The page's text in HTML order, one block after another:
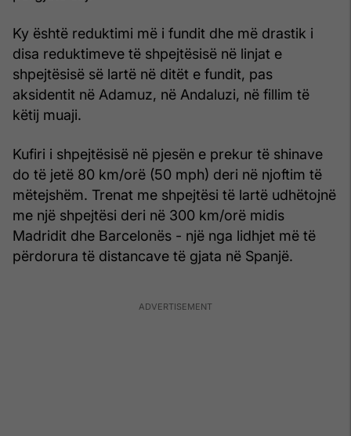
Ky është reduktimi më i fundit dhe më drastik i
disa reduktimeve të shpejtësisë në linjat e
shpejtësisë së lartë në ditët e fundit, pas
aksidentit në Adamuz, në Andaluzi, në fillim të
këtij muaji.
Kufiri i shpejtësisë në pjesën e prekur të shinave
do të jetë 80 km/orë (50 mph) deri në njoftim të
mëtejshëm. Trenat me shpejtësi të lartë udhëtojnë
me një shpejtësi deri në 300 km/orë midis
Madridit dhe Barcelonës - një nga lidhjet më të
përdorura të distancave të gjata në Spanjë.